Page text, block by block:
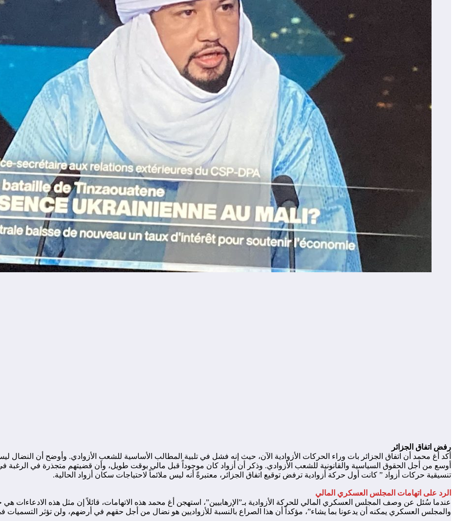
رفض اتفاق الجزائر
أكد أغ محمد أن اتفاق الجزائر بات وراء الحركات الأزوادية الآن، حيث إنه فشل في تلبية المطالب الأساسية للشعب الأزوادي. وأوضح أن
أوسع من أجل الحقوق السياسية والقانونية للشعب الأزوادي. وذكر أن أزواد كان موجوداً قبل مالي بوقت طويل، وأن قضيتهم متجذرة في الرغبة
تنسيقية حركات أزواد ” كانت أول حركة أزوادية ترفض توقيع اتفاق الجزائر، معتبرةً أنه ليس ملائماً لاحتياجات سكان أزواد الحالية.
الرد على اتهامات المجلس العسكري المالي
عندما سُئل عن وصف المجلس العسكري المالي للحركة الأزوادية بـ”الإرهابيين”، استهجن أغ محمد هذه الاتهامات، قائلاً إن مثل هذه
والمجلس العسكري يمكنه أن يدعونا بما يشاء”، مؤكداً أن هذا الصراع بالنسبة للأزواديين هو نضال من أجل حقهم في أرضهم، ولن تؤثر التسميات